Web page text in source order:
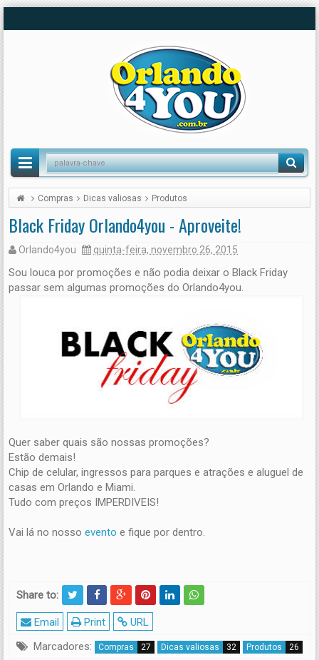
Compras Dicas valiosas Produtos
Black Friday Orlando4you - Aproveite!
Orlando4you quinta-feira, novembro 26, 2015
Sou louca por promoções e não podia deixar o Black Friday
passar sem algumas promoções do Orlando4you.
Quer saber quais são nossas promoções?
Estão demais!
Chip de celular, ingressos para parques e atrações e aluguel de
casas em Orlando e Miami.
Tudo com preços IMPERDIVEIS!
Vai lá no nosso evento e fique por dentro.
Share to:
URL
Print
Email
Marcadores:
Compras 27 Dicas valiosas 32 Produtos 26